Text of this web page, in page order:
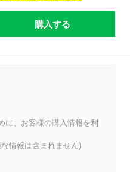
購入する
に、お客様の購入情報を利
情報は含まれません)